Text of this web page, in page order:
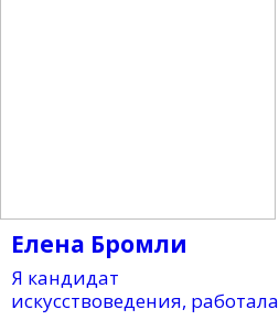
Елена Бромли
Я кандидат
искусствоведения, работала